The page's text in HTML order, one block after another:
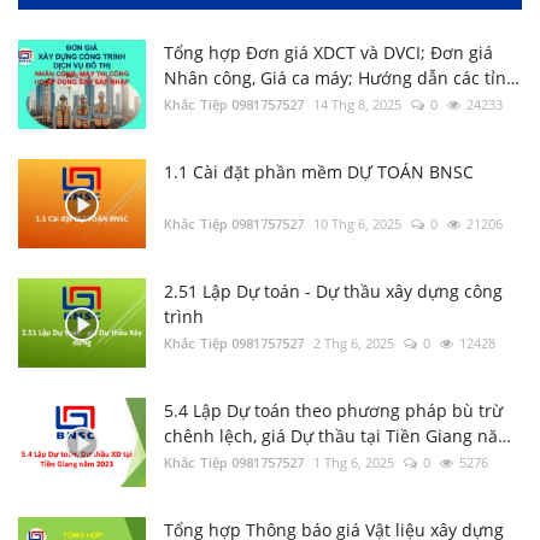
Tổng hợp Đơn giá XDCT và DVCI; Đơn giá
Nhân công, Giá ca máy; Hướng dẫn các tỉnh
thành
Khắc Tiệp 0981757527 14 Thg 8, 2025 0 24233
1.1 Cài đặt phần mềm DỰ TOÁN BNSC
Khắc Tiệp 0981757527 10 Thg 6, 2025 0 21206
2.51 Lập Dự toán - Dự thầu xây dựng công
trình
Khắc Tiệp 0981757527 2 Thg 6, 2025 0 12428
5.4 Lập Dự toán theo phương pháp bù trừ
chênh lệch, giá Dự thầu tại Tiền Giang năm
2023
Khắc Tiệp 0981757527 1 Thg 6, 2025 0 5276
Tổng hợp Thông báo giá Vật liệu xây dựng
trên DỰ TOÁN BNSC
Tổng hợp Thông báo giá Vật liệu xây dựng
các tỉnh thành
Luật Đấu thầu số: 22/2023/QH15, Hiệu lực
áp dụng từ ngày 01/1/2024